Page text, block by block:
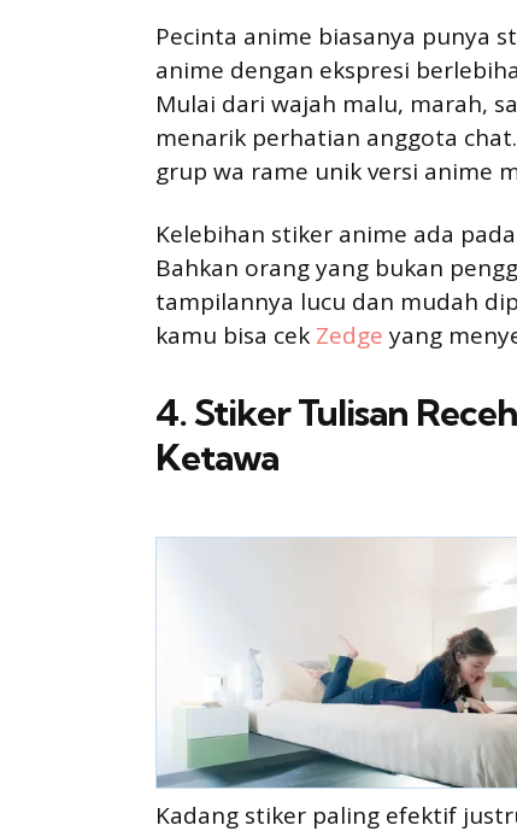
Pecinta anime biasanya punya
anime dengan ekspresi
Mulai dari wajah malu, marah,
menarik perhatian anggota
grup wa rame unik versi anime
Kelebihan stiker anime ada
Bahkan orang yang bukan
tampilannya lucu dan mudah
kamu bisa cek Zedge yang
4. Stiker Tulisan
Ketawa
Kadang stiker paling efektif